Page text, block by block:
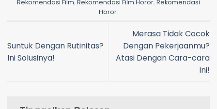
Rekomendasi Film, Rekomendasi Film Horor, Rekomendasi
Horor.
Suntuk Dengan Rutinitas?
Ini Solusinya!
Merasa Tidak Cocok
Dengan Pekerjaanmu?
Atasi Dengan Cara-cara
Ini!